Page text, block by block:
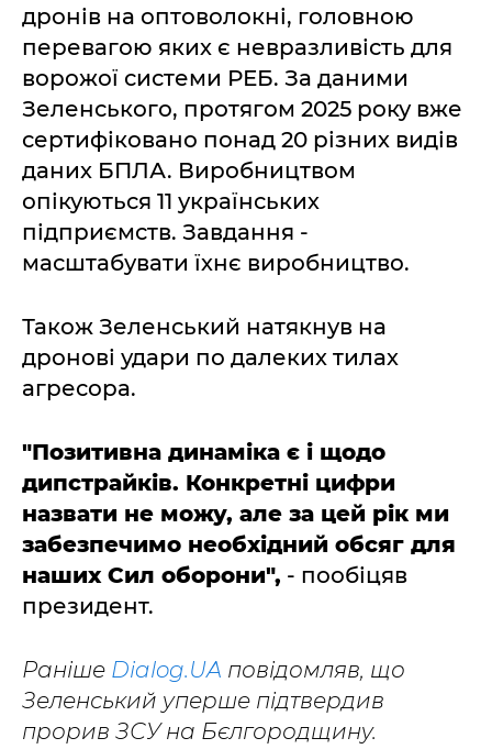
дронів на оптоволокні, головною
перевагою яких є невразливість для
ворожої системи РЕБ. За даними
Зеленського, протягом 2025 року вже
сертифіковано понад 20 різних видів
даних БПЛА. Виробництвом
опікуються 11 українських
підприємств. Завдання -
масштабувати їхнє виробництво.
Також Зеленський натякнув на
дронові удари по далеких тилах
агресора.
"Позитивна динаміка є і щодо
дипстрайків. Конкретні цифри
назвати не можу, але за цей рік ми
забезпечимо необхідний обсяг для
наших Сил оборони", - пообіцяв
президент.
Раніше Dialog.UA повідомляв, що
Зеленський уперше підтвердив
прорив ЗСУ на Бєлгородщину.